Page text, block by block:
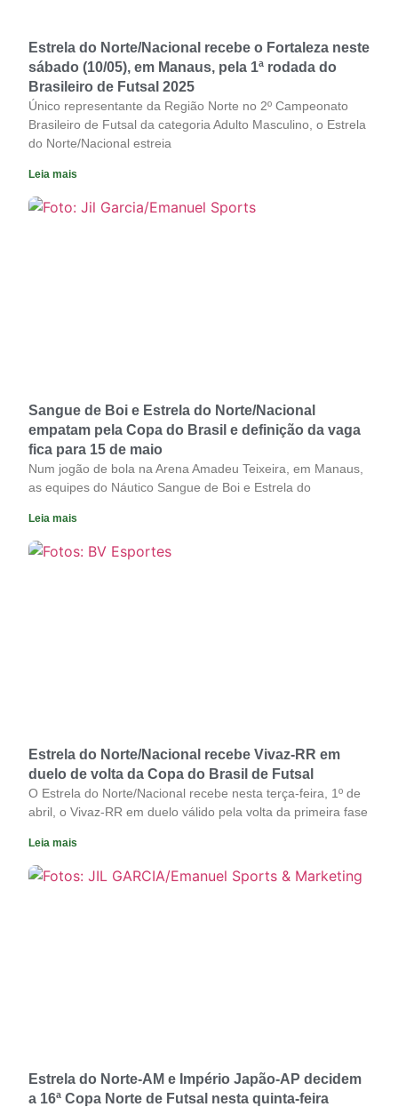
Estrela do Norte/Nacional recebe o Fortaleza neste
sábado (10/05), em Manaus, pela 1ª rodada do
Brasileiro de Futsal 2025
Único representante da Região Norte no 2º Campeonato
Brasileiro de Futsal da categoria Adulto Masculino, o Estrela
do Norte/Nacional estreia
Leia mais
Sangue de Boi e Estrela do Norte/Nacional
empatam pela Copa do Brasil e definição da vaga
fica para 15 de maio
Num jogão de bola na Arena Amadeu Teixeira, em Manaus,
as equipes do Náutico Sangue de Boi e Estrela do
Leia mais
Estrela do Norte/Nacional recebe Vivaz-RR em
duelo de volta da Copa do Brasil de Futsal
O Estrela do Norte/Nacional recebe nesta terça-feira, 1º de
abril, o Vivaz-RR em duelo válido pela volta da primeira fase
Leia mais
Estrela do Norte-AM e Império Japão-AP decidem
a 16ª Copa Norte de Futsal nesta quinta-feira